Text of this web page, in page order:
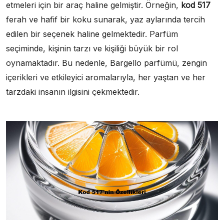
etmeleri için bir araç haline gelmiştir. Örneğin, kod 517
ferah ve hafif bir koku sunarak, yaz aylarında tercih
edilen bir seçenek haline gelmektedir. Parfüm
seçiminde, kişinin tarzı ve kişiliği büyük bir rol
oynamaktadır. Bu nedenle, Bargello parfümü, zengin
içerikleri ve etkileyici aromalarıyla, her yaştan ve her
tarzdaki insanın ilgisini çekmektedir.